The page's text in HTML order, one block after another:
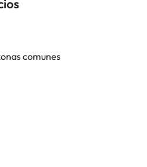
comunes